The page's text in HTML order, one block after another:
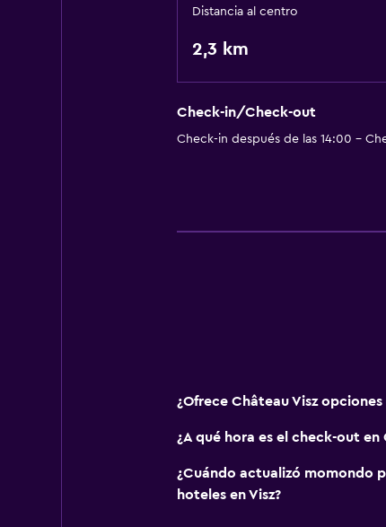
Distancia al centro
2,3 km
Check-in/Check-out
Check-in después de las 14:00 -
¿Ofrece Château Visz
¿A qué hora es el check-out en
¿Cuándo actualizó momondo
hoteles en Visz?